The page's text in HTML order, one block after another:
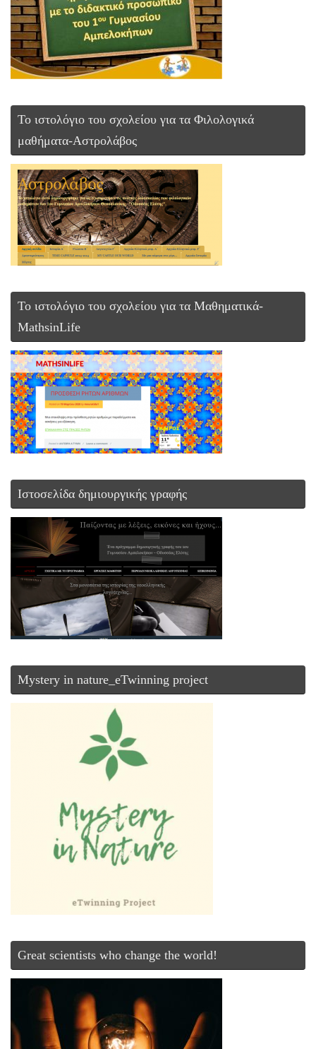
Το ιστολόγιο του σχολείου για τα Φιλολογικά
μαθήματα-Αστρολάβος
To ιστολόγιο του σχολείου για τα Μαθηματικά-
MathsinLife
Ιστοσελίδα δημιουργικής γραφής
Mystery in nature_eTwinning project
Great scientists who change the world!